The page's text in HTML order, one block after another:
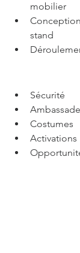
mobilier
stand
Sécurité
Costumes
Activations